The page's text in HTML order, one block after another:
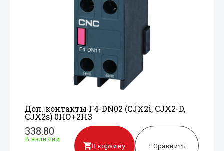
Доп. контакты F4-DN02 (CJX2i, CJX2-D,
CJX2s) 0НО+2НЗ
338.80
В наличии
В корзину + Сравнить